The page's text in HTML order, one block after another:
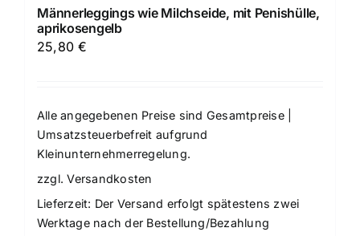
Männerleggings wie Milchseide, mit Penishülle,
aprikosengelb
25,80€
Alle angegebenen Preise sind Gesamtpreise |
Umsatzsteuerbefreit aufgrund
Kleinunternehmerregelung.
zzgl.Versandkosten
Lieferzeit: Der Versand erfolgt spätestens zwei
Werktage nach der Bestellung/Bezahlung